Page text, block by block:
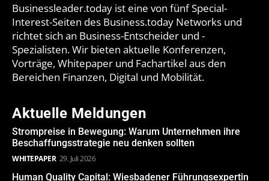
Businessleader.today ist eine von fünf Special-
Interest-Seiten des Business.today Networks und
richtet sich an Business-Entscheider und -
Spezialisten. Wir bieten aktuelle Konferenzen,
Vorträge, Whitepaper und Fachartikel aus den
Bereichen Finanzen, Digital und Mobilität.
Aktuelle Meldungen
Strompreise in Bewegung: Warum Unternehmen ihre
Beschaffungsstrategie neu denken sollten
WHITEPAPER 29. Juli 2026
Human Quality Capital: Wiesbadener Führungsexpertin